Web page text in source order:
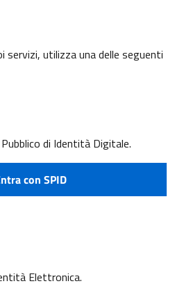
servizi, utilizza una delle seguenti
di Identità Digitale.
con SPID
Elettronica.